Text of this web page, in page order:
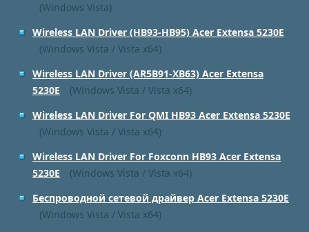
(Windows Vista)
Wireless LAN Driver (HB93-HB95) Acer Extensa 5230E
(Windows Vista / Vista x64)
Wireless LAN Driver (AR5B91-XB63) Acer Extensa
5230E
(Windows Vista / Vista x64)
Wireless LAN Driver For QMI HB93 Acer Extensa 5230E
(Windows Vista / Vista x64)
Wireless LAN Driver For Foxconn HB93 Acer Extensa
5230E
(Windows Vista / Vista x64)
Беспроводной сетевой драйвер Acer Extensa 5230E
(Windows Vista / Vista x64)